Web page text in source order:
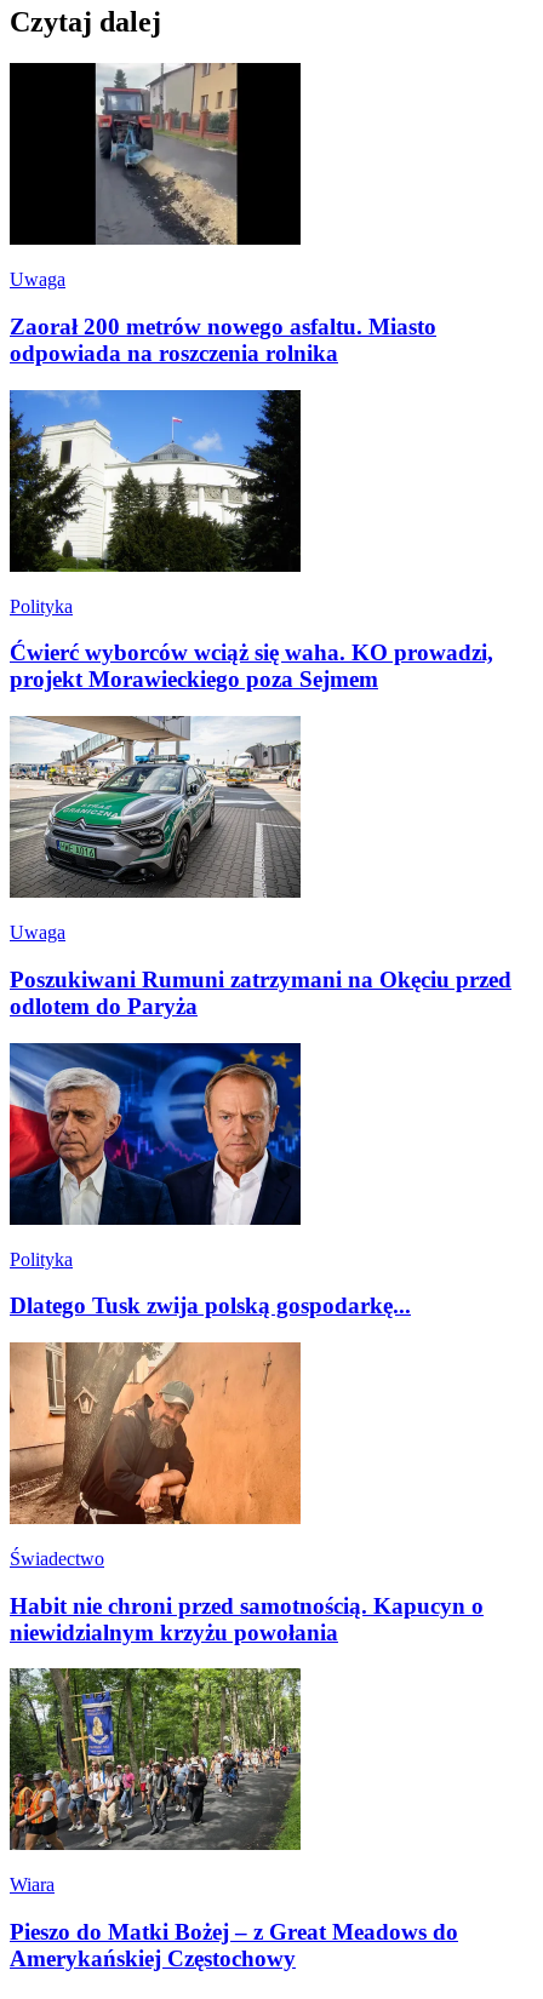
Czytaj dalej
Uwaga
Zaorał 200 metrów nowego asfaltu. Miasto
odpowiada na roszczenia rolnika
Polityka
Ćwierć wyborców wciąż się waha. KO prowadzi,
projekt Morawieckiego poza Sejmem
Uwaga
Poszukiwani Rumuni zatrzymani na Okęciu przed
odlotem do Paryża
Polityka
Dlatego Tusk zwija polską gospodarkę...
Świadectwo
Habit nie chroni przed samotnością. Kapucyn o
niewidzialnym krzyżu powołania
Wiara
Pieszo do Matki Bożej – z Great Meadows do
Amerykańskiej Częstochowy